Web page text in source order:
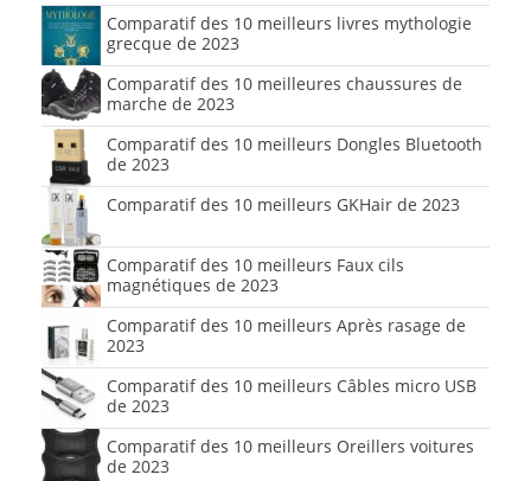
Comparatif des 10 meilleurs livres mythologie
grecque de 2023
Comparatif des 10 meilleures chaussures de
marche de 2023
Comparatif des 10 meilleurs Dongles Bluetooth
de 2023
Comparatif des 10 meilleurs GKHair de 2023
Comparatif des 10 meilleurs Faux cils
magnétiques de 2023
Comparatif des 10 meilleurs Après rasage de
2023
Comparatif des 10 meilleurs Câbles micro USB
de 2023
Comparatif des 10 meilleurs Oreillers voitures
de 2023